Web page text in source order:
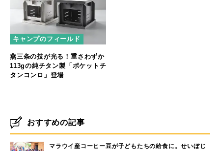
キャンプのフィールド
燕三条の技が光る！重さわずか
113gの純チタン製「ポケットチ
タンコンロ」登場
おすすめの記事
マラウイ産コーヒー豆が子どもたちの給食に。せいぼじ